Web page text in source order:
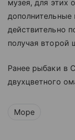
музея, для этих
действительно
получая второй
Ранее рыбаки в
двухцветного
Море